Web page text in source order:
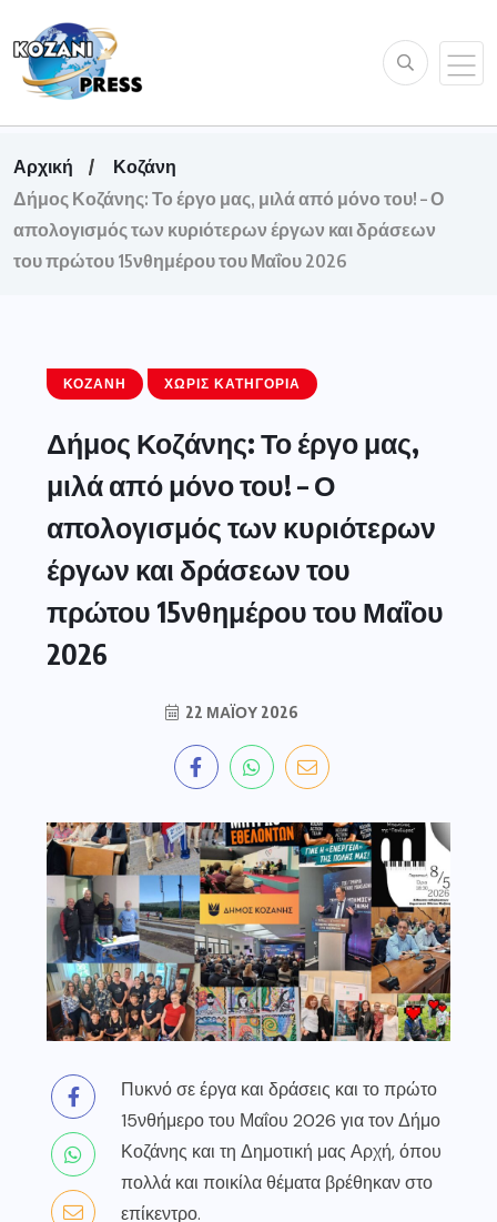
Αρχική
Κοζάνη
Δήμος Κοζάνης: Το έργο μας, μιλά από μόνο του! – Ο
απολογισμός των κυριότερων έργων και δράσεων
του πρώτου 15νθημέρου του Μαΐου 2026
ΚΟΖΆΝΗ ΧΩΡΊΣ ΚΑΤΗΓΟΡΊΑ
Δήμος Κοζάνης: Το έργο μας,
μιλά από μόνο του! – Ο
απολογισμός των κυριότερων
έργων και δράσεων του
πρώτου 15νθημέρου του Μαΐου
2026
22 ΜΑΪ́ΟΥ 2026
Πυκνό σε έργα και δράσεις και το πρώτο
15νθήμερο του Μαΐου 2026 για τον Δήμο
Κοζάνης και τη Δημοτική μας Αρχή, όπου
πολλά και ποικίλα θέματα βρέθηκαν στο
επίκεντρο.